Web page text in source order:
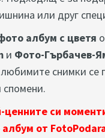
или друг
албум с цветя
и Фото-Гърбачев-
снимки се
спомени.
ценните си
от